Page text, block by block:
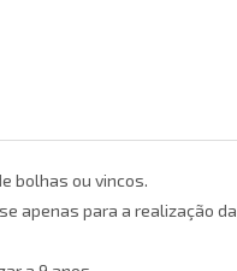
bolhas ou vincos.
apenas para a realização da